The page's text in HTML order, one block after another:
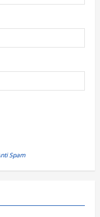
Spam